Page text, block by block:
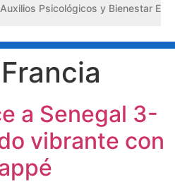
Psicológicos y Bienestar
Francia
a Senegal 3-
vibrante con